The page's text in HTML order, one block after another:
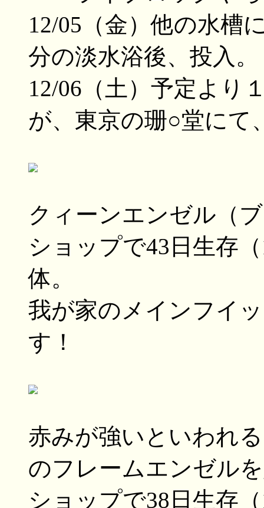
12/05（金）他の水槽
分の淡水浴後、投入。
12/06（土）予定より
が、東京の珊○堂にて
クィーンエンゼル（
ショップで43日生存
体。
我が家のメインフイ
す！
赤みが強いといわれ
のフレームエンゼル
ショップで38日生存